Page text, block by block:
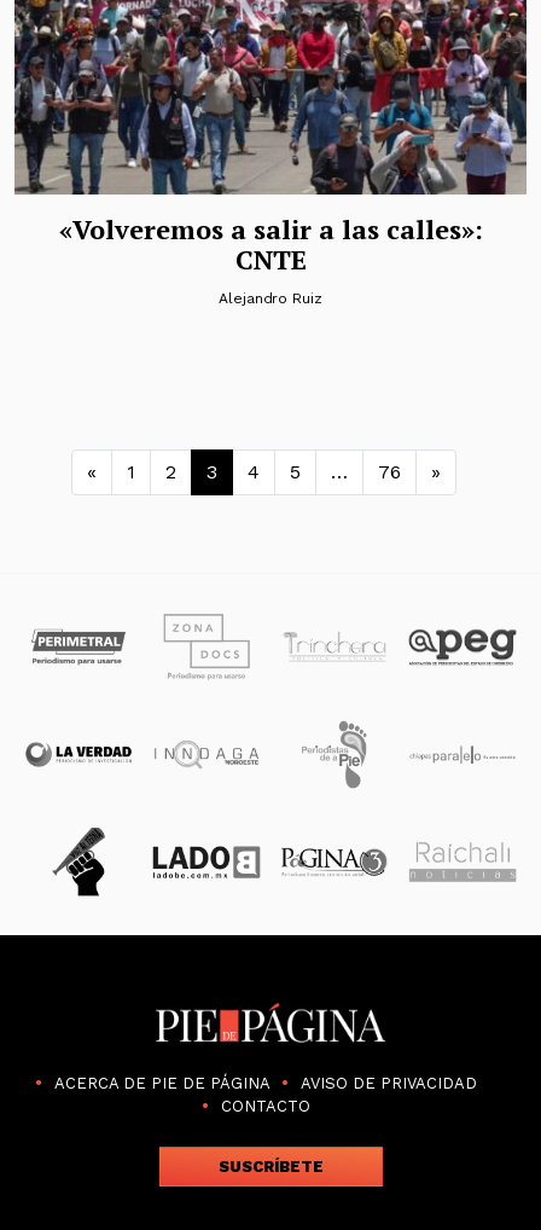
«Volveremos a salir a las calles»:
CNTE
Alejandro Ruiz
Navegación de entradas
« 1 2 3 4 5 … 76 »
ACERCA DE PIE DE PÁGINA
AVISO DE PRIVACIDAD
CONTACTO
SUSCRÍBETE